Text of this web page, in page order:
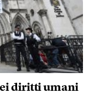
diritti umani